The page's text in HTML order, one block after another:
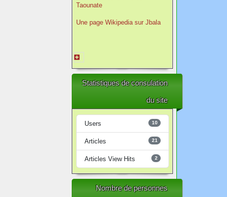
Taounate
Une page Wikipedia sur Jbala
Statistiques de consulation
du site
Users 10
Articles 21
Articles View Hits 2
Nombre de personnes